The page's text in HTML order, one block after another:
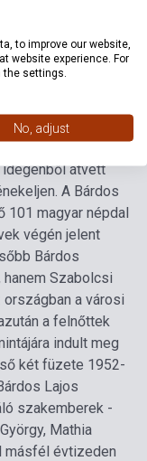
Vélemények
a
átvett
A Bárdos
magyar népdal
végén jelent
Bárdos
Szabolcsi
a városi
a felnőttek
indult meg
két füzete 1952-
Lajos
szakemberek -
Mathia
másfél évtizeden
to improve our website,
website experience. For
settings.
No, adjust